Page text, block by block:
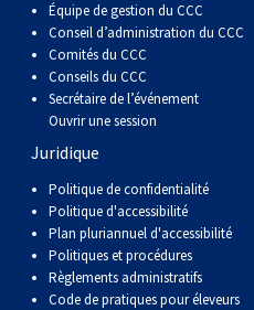
Équipe de gestion du CCC
Conseil d’administration du CCC
Comités du CCC
Conseils du CCC
Secrétaire de l’événement
Ouvrir une session
Juridique
Politique de confidentialité
Politique d'accessibilité
Plan pluriannuel d'accessibilité
Politiques et procédures
Règlements administratifs
Code de pratiques pour éleveurs